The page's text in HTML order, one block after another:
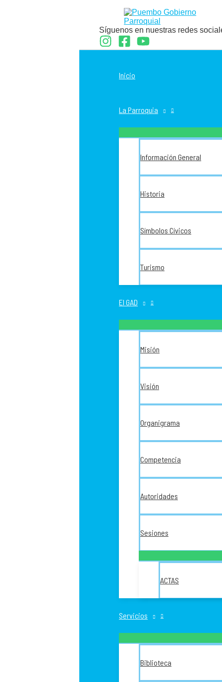
Síguenos en nuestras redes
Inicio
La Parroquia
Información General
Historia
Símbolos Cívicos
Turismo
El GAD
Misión
Visión
Organigrama
Competencia
Autoridades
Sesiones
ACTAS
Servicios
Biblioteca